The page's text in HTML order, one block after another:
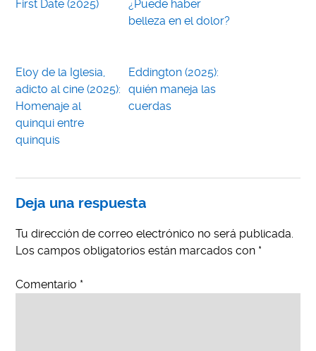
First Date (2025)
¿Puede haber
belleza en el dolor?
Eloy de la Iglesia,
adicto al cine (2025):
Homenaje al
quinqui entre
quinquis
Eddington (2025):
quién maneja las
cuerdas
Deja una respuesta
Tu dirección de correo electrónico no será publicada.
Los campos obligatorios están marcados con *
Comentario *